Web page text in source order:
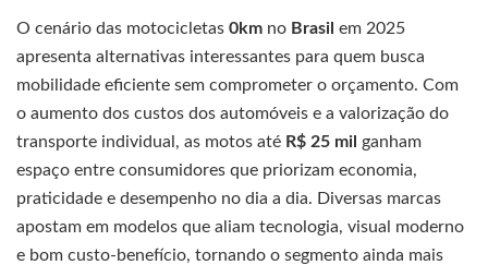
O cenário das motocicletas 0km no Brasil em 2025
apresenta alternativas interessantes para quem busca
mobilidade eficiente sem comprometer o orçamento. Com
o aumento dos custos dos automóveis e a valorização do
transporte individual, as motos até R$ 25 mil ganham
espaço entre consumidores que priorizam economia,
praticidade e desempenho no dia a dia. Diversas marcas
apostam em modelos que aliam tecnologia, visual moderno
e bom custo-benefício, tornando o segmento ainda mais